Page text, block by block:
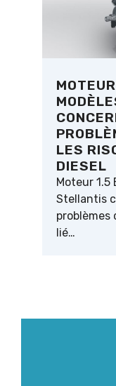
LES
DIESEL
Moteur 1.5
Stellantis
problèmes
lié…